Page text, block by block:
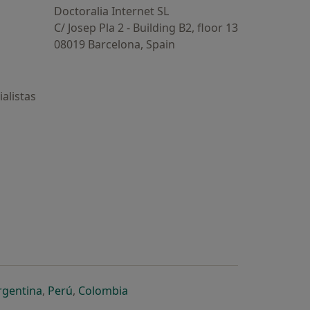
Doctoralia Internet SL
C/ Josep Pla 2 - Building B2, floor 13
08019 Barcelona, Spain
pestaña
una nueva pestaña
en una nueva pestaña
se abre en una nueva pestaña
, Perúse abre en una nueva pestaña
, Colombiase abre en una nueva pestaña